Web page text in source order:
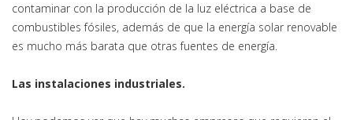
contaminar con la producción de la luz eléctrica a base de
combustibles fósiles, además de que la energía solar renovable
es mucho más barata que otras fuentes de energía.
Las instalaciones industriales.